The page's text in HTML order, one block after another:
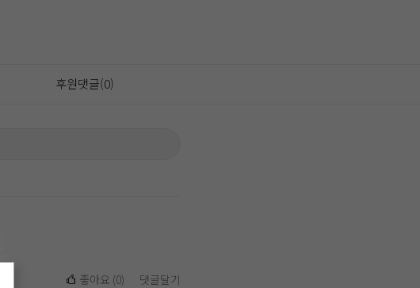
후원댓글(0)
좋아요 (0) 댓글달기